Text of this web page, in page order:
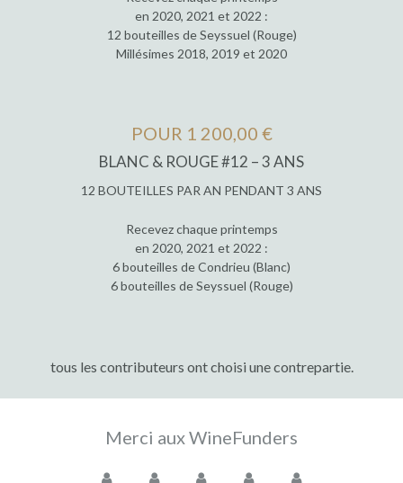
en 2020, 2021 et 2022 :
12 bouteilles de Seyssuel (Rouge)
Millésimes 2018, 2019 et 2020
POUR 1 200,00 €
BLANC & ROUGE #12 – 3 ANS
12 BOUTEILLES PAR AN PENDANT 3 ANS
Recevez chaque printemps
en 2020, 2021 et 2022 :
6 bouteilles de Condrieu (Blanc)
6 bouteilles de Seyssuel (Rouge)
tous les contributeurs ont choisi une contrepartie.
Merci aux WineFunders